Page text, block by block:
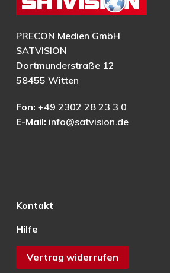
PRECON Medien GmbH
SATVISION
Dortmunderstraße 12
58455 Witten
Fon: +49 2302 28 23 3 0
E-Mail: info@satvision.de
Kontakt
Hilfe
Vertrag widerrufen